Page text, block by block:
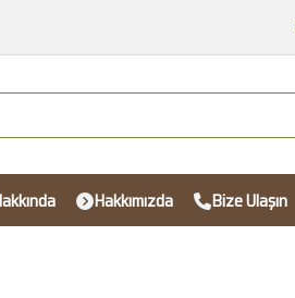
Hakkımızda Bize Ulaşın